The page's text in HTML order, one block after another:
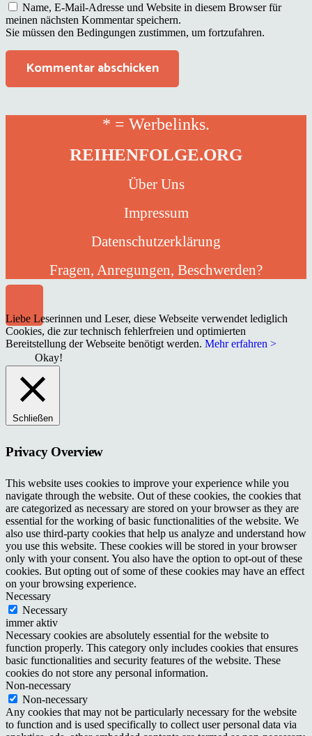
Name, E-Mail-Adresse und Website in diesem Browser für
meinen nächsten Kommentar speichern.
Sie müssen den Bedingungen zustimmen, um fortzufahren.
Kommentar abschicken
* = Werbelinks.
REIHENFOLGE.ORG
Über Uns
Impressum
Datenschutzerklärung
Fragen, Anregungen, Beschwerden?
Liebe Leserinnen und Leser, diese Webseite verwendet lediglich
Cookies, die zur technisch fehlerfreien und optimierten
Bereitstellung der Webseite benötigt werden. Mehr erfahren >
Okay!
Schließen
Privacy Overview
This website uses cookies to improve your experience while you
navigate through the website. Out of these cookies, the cookies that
are categorized as necessary are stored on your browser as they are
essential for the working of basic functionalities of the website. We
also use third-party cookies that help us analyze and understand how
you use this website. These cookies will be stored in your browser
only with your consent. You also have the option to opt-out of these
cookies. But opting out of some of these cookies may have an effect
on your browsing experience.
Necessary
Necessary
immer aktiv
Necessary cookies are absolutely essential for the website to
function properly. This category only includes cookies that ensures
basic functionalities and security features of the website. These
cookies do not store any personal information.
Non-necessary
Non-necessary
Any cookies that may not be particularly necessary for the website
to function and is used specifically to collect user personal data via